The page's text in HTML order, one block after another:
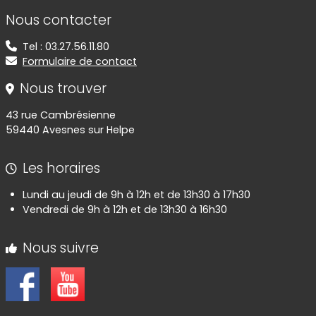
Informations de contact
Nous contacter
Tel : 03.27.56.11.80
Formulaire de contact
Nous trouver
43 rue Cambrésienne
59440 Avesnes sur Helpe
Les horaires
Lundi au jeudi de 9h à 12h et de 13h30 à 17h30
Vendredi de 9h à 12h et de 13h30 à 16h30
Nous suivre